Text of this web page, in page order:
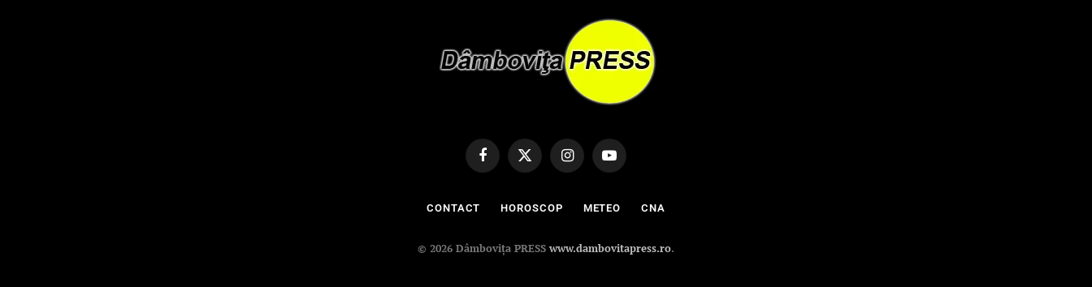
FacebookX
(Twitter)
InstagramYouTube
CONTACT HOROSCOP METEO CNA
© 2026 Dâmbovița PRESSwww.dambovitapress.ro.